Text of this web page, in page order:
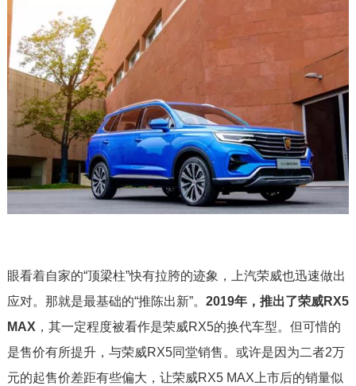
眼看着自家的“顶梁柱”快有拉胯的迹象，上汽荣威也迅速做出
应对。那就是最基础的“推陈出新”。 2019年，推出了荣威RX5
MAX，其一定程度被看作是荣威RX5的换代车型。但可惜的
是售价有所提升，与荣威RX5同堂销售。或许是因为二者2万
元的起售价差距有些偏大，让荣威RX5 MAX上市后的销量似